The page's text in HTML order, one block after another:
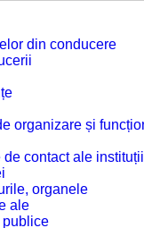
din conducere
organizare și
de contact ale
organele
ale